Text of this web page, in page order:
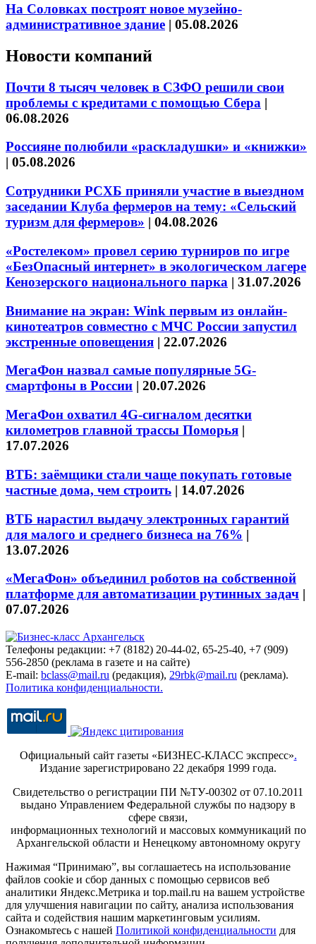
На Соловках построят новое музейно-
административное здание | 05.08.2026
Новости компаний
Почти 8 тысяч человек в СЗФО решили свои
проблемы с кредитами с помощью Сбера |
06.08.2026
Россияне полюбили «раскладушки» и «книжки»
| 05.08.2026
Сотрудники РСХБ приняли участие в выездном
заседании Клуба фермеров на тему: «Сельский
туризм для фермеров» | 04.08.2026
«Ростелеком» провел серию турниров по игре
«БезОпасный интернет» в экологическом лагере
Кенозерского национального парка | 31.07.2026
Внимание на экран: Wink первым из онлайн-
кинотеатров совместно с МЧС России запустил
экстренные оповещения | 22.07.2026
МегаФон назвал самые популярные 5G-
смартфоны в России | 20.07.2026
МегаФон охватил 4G-сигналом десятки
километров главной трассы Поморья |
17.07.2026
ВТБ: заёмщики стали чаще покупать готовые
частные дома, чем строить | 14.07.2026
ВТБ нарастил выдачу электронных гарантий
для малого и среднего бизнеса на 76% |
13.07.2026
«МегаФон» объединил роботов на собственной
платформе для автоматизации рутинных задач |
07.07.2026
Телефоны редакции: +7 (8182) 20-44-02, 65-25-40, +7 (909)
556-2850 (реклама в газете и на сайте)
E-mail: bclass@mail.ru (редакция), 29rbk@mail.ru (реклама).
Политика конфиденциальности.
Официальный сайт газеты «БИЗНЕС-КЛАСС экспресс».
Издание зарегистрировано 22 декабря 1999 года.
Свидетельство о регистрации ПИ №ТУ-00302 от 07.10.2011
выдано Управлением Федеральной службы по надзору в
сфере связи,
информационных технологий и массовых коммуникаций по
Архангельской области и Ненецкому автономному округу
Нажимая “Принимаю”, вы соглашаетесь на использование
файлов cookie и сбор данных с помощью сервисов веб
аналитики Яндекс.Метрика и top.mail.ru на вашем устройстве
для улучшения навигации по сайту, анализа использования
сайта и содействия нашим маркетинговым усилиям.
Ознакомьтесь с нашей Политикой конфиденциальности для